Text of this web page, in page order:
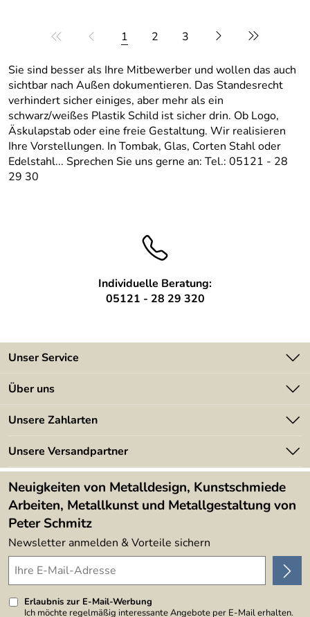
1 2 3
Sie sind besser als Ihre Mitbewerber und wollen das auch
sichtbar nach Außen dokumentieren. Das Standesrecht
verhindert sicher einiges, aber mehr als ein
schwarz/weißes Plastik Schild ist sicher drin. Ob Logo,
Äskulapstab oder eine freie Gestaltung. Wir realisieren
Ihre Vorstellungen. In Tombak, Glas, Corten Stahl oder
Edelstahl... Sprechen Sie uns gerne an: Tel.: 05121 - 28
29 30
Individuelle Beratung:
05121 - 28 29 320
Unser Service
Kontakt
Kundeninformationen
Newsletter
Lieferbedingungen
Über uns
Angebote
Kundenbewertungen (394)
4,9/5
Unsere Zahlarten
Unsere Versandpartner
Neuigkeiten von Metalldesign, Kunstschmiede
Arbeiten, Metallkunst und Metallgestaltung von
Peter Schmitz
Newsletter anmelden & Vorteile sichern
Erlaubnis zur E-Mail-Werbung
Ich möchte regelmäßig interessante Angebote per E-Mail erhalten.